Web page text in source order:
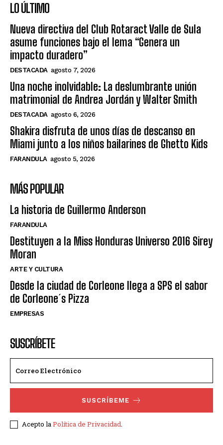
LO ÚLTIMO
Nueva directiva del Club Rotaract Valle de Sula
asume funciones bajo el lema “Genera un
impacto duradero”
DESTACADA agosto 7, 2026
Una noche inolvidable: La deslumbrante unión
matrimonial de Andrea Jordán y Walter Smith
DESTACADA agosto 6, 2026
Shakira disfruta de unos días de descanso en
Miami junto a los niños bailarines de Ghetto Kids
FARANDULA agosto 5, 2026
MÁS POPULAR
La historia de Guillermo Anderson
FARANDULA
Destituyen a la Miss Honduras Universo 2016 Sirey
Moran
ARTE Y CULTURA
Desde la ciudad de Corleone llega a SPS el sabor
de Corleone´s Pizza
EMPRESAS
SUSCRÍBETE
SUSCRÍBEME
Acepto laPolítica de Privacidad.